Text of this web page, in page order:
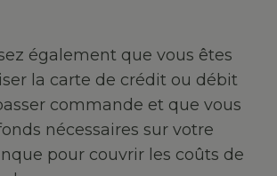
également que vous êtes
la carte de crédit ou débit
commande et que vous
nécessaires sur votre
pour couvrir les coûts de